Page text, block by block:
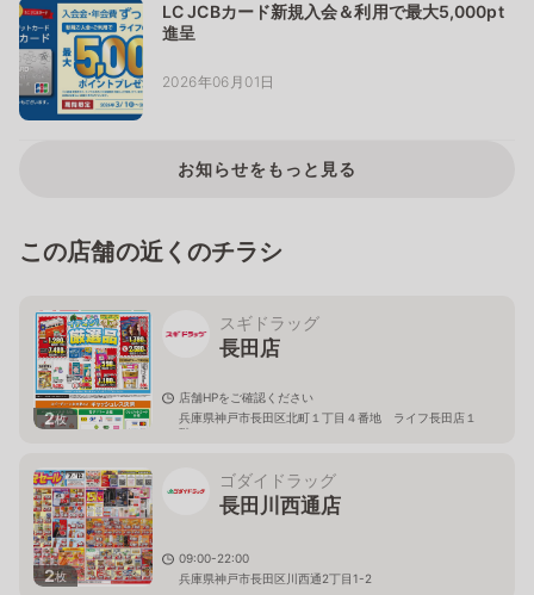
LC JCBカード新規入会＆利用で最大5,000pt
進呈
2026年06月01日
お知らせをもっと見る
この店舗の近くのチラシ
2枚
スギドラッグ
長田店
店舗HPをご確認ください
兵庫県神戸市長田区北町１丁目４番地 ライフ長田店１
階
2枚
ゴダイドラッグ
長田川西通店
09:00-22:00
兵庫県神戸市長田区川西通2丁目1-2